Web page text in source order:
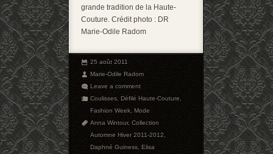
grande tradition de la Haute-
Couture. Crédit photo : DR
Marie-Odile Radom
25 août 2011
Marie-Odile Radom
Leave a comment
Coulisses,Défilé Haute-Couture,
Fashion Week,Mode
Anna Wintour,Collection
Automne Hiver 2011-2012,
Daphné Guiness,Elisa